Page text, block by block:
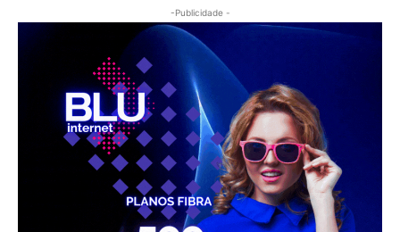
-Publicidade -